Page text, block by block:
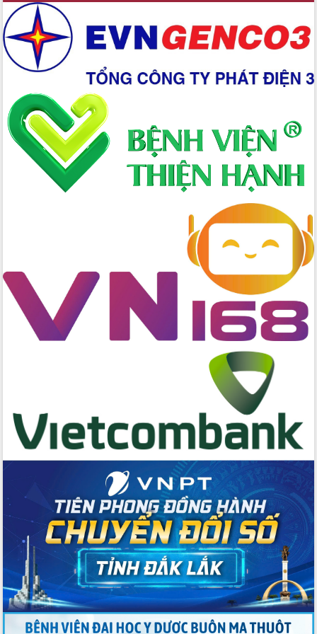
Thứ trưởng Bộ Y tế làm việc với tỉnh
Đắk Lắk về phát triển nhân lực y tế
cho trạm y tế cấp xã
Du lịch Đắk Lắk nâng tầm trải nghiệm
du khách thông qua Hệ thống cơ sở dữ
Tập huấn ứng dụng trí tuệ nhân tạo (AI)
trong thương mại điện tử năm 2026
Đoàn đại biểu Quốc hội tỉnh Đắk Lắk
trao đổi thông tin trước Kỳ họp thứ
nhất, Quốc hội khóa XVI
Quyết liệt cải cách hành chính, khơi
thông nguồn lực phát triển
Phó Chủ tịch Thường trực UBND tỉnh
Hồ Thị Nguyên Thảo làm việc tại Trung
tâm Phục vụ hành chính công xã Ea
Phê
Xây dựng nền hành chính số đồng
Chuyển đổi số 'mở đường' cho nông
nghiệp Đắk Lắk tăng trưởng bứt phá
Triển khai đồng bộ đo đạc, lập hồ sơ
địa chính, hoàn thiện cơ sở dữ liệu đất
Ứng dụng sinh trắc học - Bước tiến
trong hành trình chuyển đổi số tại Đắk
Lắk
Đắk Lắk nâng cao hiệu quả công tác
Đảng từ Sổ tay đảng viên điện tử
Đắk Lắk đẩy mạnh nuôi biển công
nghệ, hướng tới phát triển thủy sản
bền vững
Tập huấn nâng cao năng lực triển khai
chuyển đổi số cho cán bộ, công chức